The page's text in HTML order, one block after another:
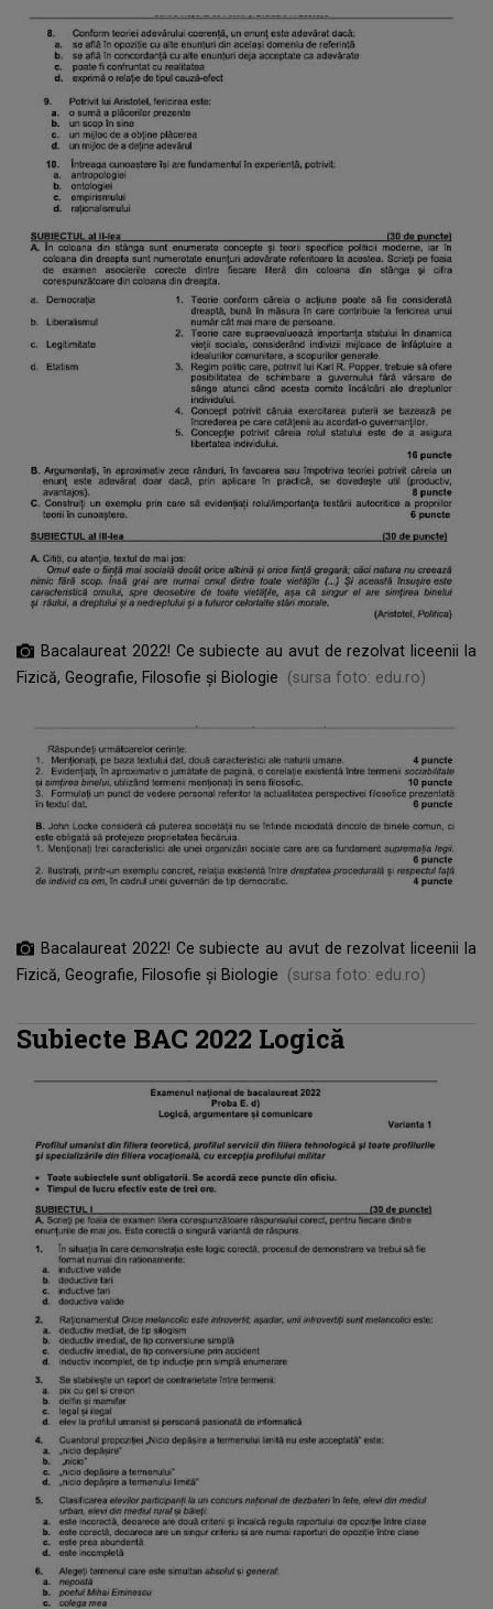
Bacalaureat 2022! Ce subiecte au avut de rezolvat liceenii la
Fizică, Geografie, Filosofie și Biologie
(sursa foto: edu.ro)
Bacalaureat 2022! Ce subiecte au avut de rezolvat liceenii la
Fizică, Geografie, Filosofie și Biologie
(sursa foto: edu.ro)
Subiecte BAC 2022 Logică